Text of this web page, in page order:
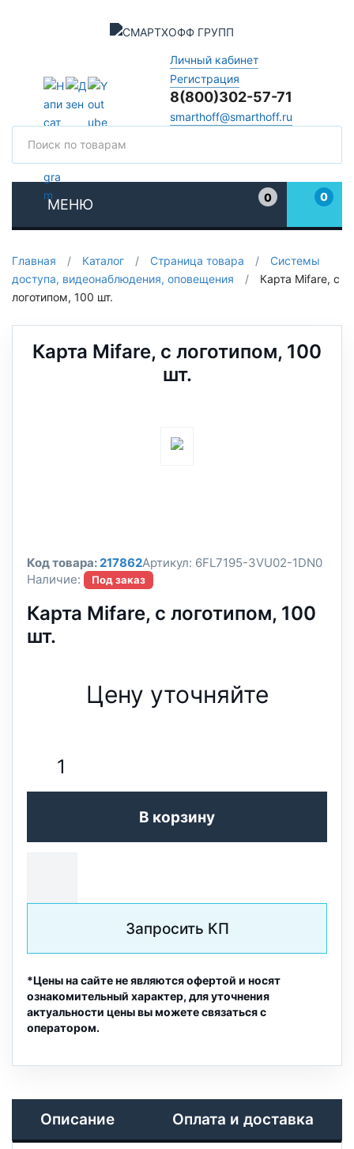
Личный кабинет
Регистрация
8(800)302-57-71
smarthoff@smarthoff.ru
МЕНЮ
0
0
Главная / Каталог / Страница товара /
Системы
доступа, видеонаблюдения, оповещения
/
Карта Mifare, с
логотипом, 100 шт.
Карта Mifare, с логотипом, 100
шт.
Код товара:217862Артикул: 6FL7195-3VU02-1DN0
Наличие:
Под заказ
Карта Mifare, с логотипом, 100
шт.
Цену уточняйте
В корзину
Запросить КП
*Цены на сайте не являются офертой и носят
ознакомительный характер, для уточнения
актуальности цены вы можете связаться с
оператором.
Описание Оплата и доставка